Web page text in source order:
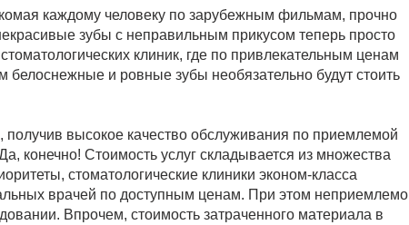
каждому человеку по зарубежным фильмам, прочно
зубы с неправильным прикусом теперь просто
клиник, где по привлекательным ценам
и ровные зубы необязательно будут стоить
получив высокое качество обслуживания по приемлемой
конечно! Стоимость услуг складывается из множества
стоматологические клиники эконом-класса
врачей по доступным ценам. При этом неприемлемо
Впрочем, стоимость затраченного материала в